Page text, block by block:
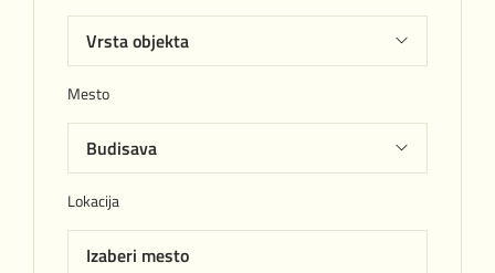
Mesto
Lokacija
Izaberi mesto